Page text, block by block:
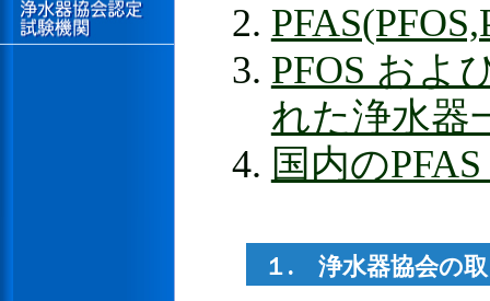
PFOS およ
れた浄水器
国内の
１. 浄水器協会の